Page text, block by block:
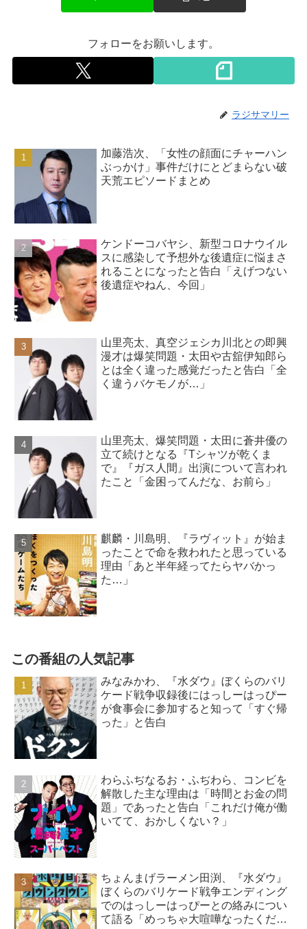
フォローをお願いします。
ラジサマリー
加藤浩次、「女性の顔面にチャーハン
ぶっかけ」事件だけにとどまらない破
天荒エピソードまとめ
ケンドーコバヤシ、新型コロナウイル
スに感染して予想外な後遺症に悩まさ
れることになったと告白「えげつない
後遺症やねん、今回」
山里亮太、真空ジェシカ川北との即興
漫才は爆笑問題・太田や古舘伊知郎ら
とは全く違った感覚だったと告白「全
く違うバケモノが…」
山里亮太、爆笑問題・太田に蒼井優の
立て続けとなる『Tシャツが乾くま
で』『ガス人間』出演について言われ
たこと「金困ってんだな、お前ら」
麒麟・川島明、『ラヴィット』が始ま
ったことで命を救われたと思っている
理由「あと半年経ってたらヤバかっ
た…」
この番組の人気記事
みなみかわ、『水ダウ』ぼくらのバリ
ケード戦争収録後にはっしーはっぴー
が食事会に参加すると知って「すぐ帰
った」と告白
わらふぢなるお・ふぢわら、コンビを
解散した主な理由は「時間とお金の問
題」であったと告白「これだけ俺が働
いてて、おかしくない？」
ちょんまげラーメン田渕、『水ダウ』
ぼくらのバリケード戦争エンディング
でのはっしーはっぴーとの絡みについ
て語る「めっちゃ大喧嘩なったくだ